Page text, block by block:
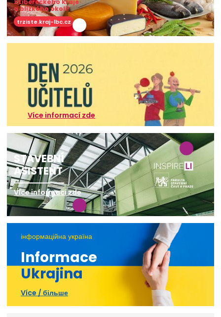
z Libereckého kraje
a blízkého okolí!
trziste.kraj-lbc.cz
Více informací zde
STAVEBNÍ
ASISTENT
Více informací zde
інформаційна україна
Informace
Ukrajina
Více / більше